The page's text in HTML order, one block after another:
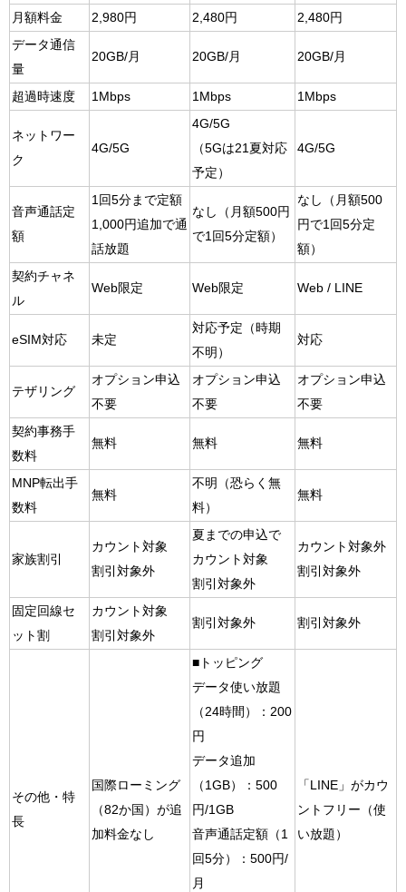
月額料金 2,980円 2,480円
2,480円
データ通信
量
20GB/月 20GB/月 20GB/月
超過時速度 1Mbps 1Mbps 1Mbps
ネットワー
ク
4G/5G
4G/5G
（5Gは21夏対応
予定）
4G/5G
音声通話定
額
1回5分まで定額
1,000円追加で通
話放題
なし（月額500円
で1回5分定額）
なし（月額500
円で1回5分定
額）
契約チャネ
ル
Web限定 Web限定 Web / LINE
eSIM対応 未定
対応予定（時期
不明）
対応
テザリング
オプション申込
不要
オプション申込
不要
オプション申込
不要
契約事務手
数料
無料 無料 無料
MNP転出手
数料
無料
不明（恐らく無
料）
無料
家族割引
カウント対象
割引対象外
夏までの申込で
カウント対象
割引対象外
カウント対象外
割引対象外
固定回線セ
ット割
カウント対象
割引対象外
割引対象外 割引対象外
その他・特
長
国際ローミング
（82か国）が追
加料金なし
■トッピング
データ使い放題
（24時間）：200
円
データ追加
（1GB）：500
円/1GB
音声通話定額（1
回5分）：500円/
月
「LINE」がカウ
ントフリー（使
い放題）